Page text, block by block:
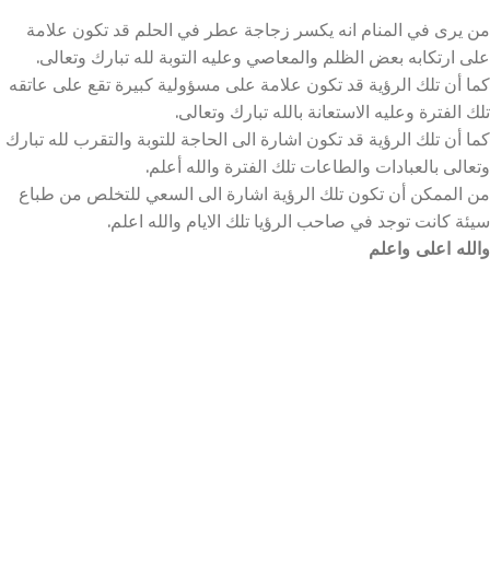
من يرى في المنام انه يكسر زجاجة عطر في الحلم قد تكون علامة
على ارتكابه بعض الظلم والمعاصي وعليه التوبة لله تبارك وتعالى.
كما أن تلك الرؤية قد تكون علامة على مسؤولية كبيرة تقع على عاتقه
تلك الفترة وعليه الاستعانة بالله تبارك وتعالى.
كما أن تلك الرؤية قد تكون اشارة الى الحاجة للتوبة والتقرب لله تبارك
وتعالى بالعبادات والطاعات تلك الفترة والله أعلم.
من الممكن أن تكون تلك الرؤية اشارة الى السعي للتخلص من طباع
سيئة كانت توجد في صاحب الرؤيا تلك الايام والله اعلم.
والله اعلى واعلم